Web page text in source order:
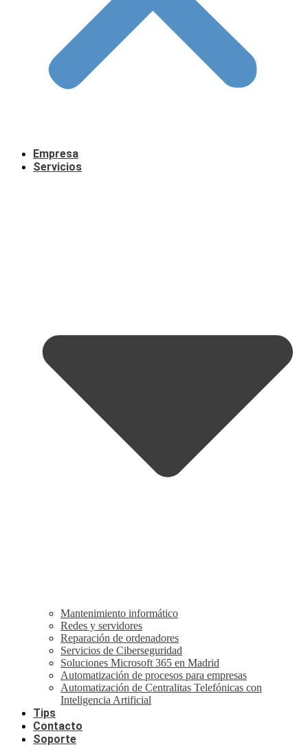
Empresa
Servicios
Mantenimiento informático
Redes y servidores
Reparación de ordenadores
Servicios de Ciberseguridad
Soluciones Microsoft 365 en Madrid
Automatización de procesos para empresas
Automatización de Centralitas Telefónicas con
Inteligencia Artificial
Tips
Contacto
Soporte